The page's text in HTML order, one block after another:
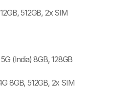
512GB, 2x SIM
(India) 8GB, 128GB
8GB, 512GB, 2x SIM